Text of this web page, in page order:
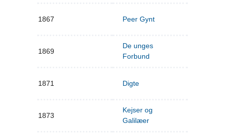
1867 Peer Gynt
1869
De unges
Forbund
1871 Digte
1873
Kejser og
Galilæer